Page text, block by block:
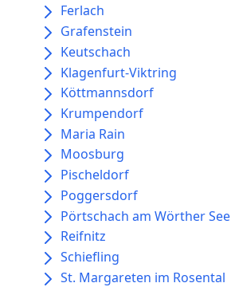
Ferlach
Grafenstein
Keutschach
Klagenfurt-Viktring
Köttmannsdorf
Krumpendorf
Maria Rain
Moosburg
Pischeldorf
Poggersdorf
Pörtschach am Wörther See
Reifnitz
Schiefling
St. Margareten im Rosental